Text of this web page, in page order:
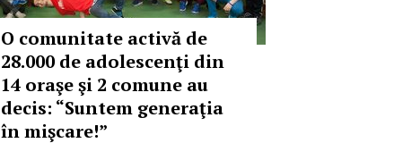
O comunitate activă de
28.000 de adolescenţi din
14 oraşe şi 2 comune au
decis: “Suntem generaţia
în mişcare!”